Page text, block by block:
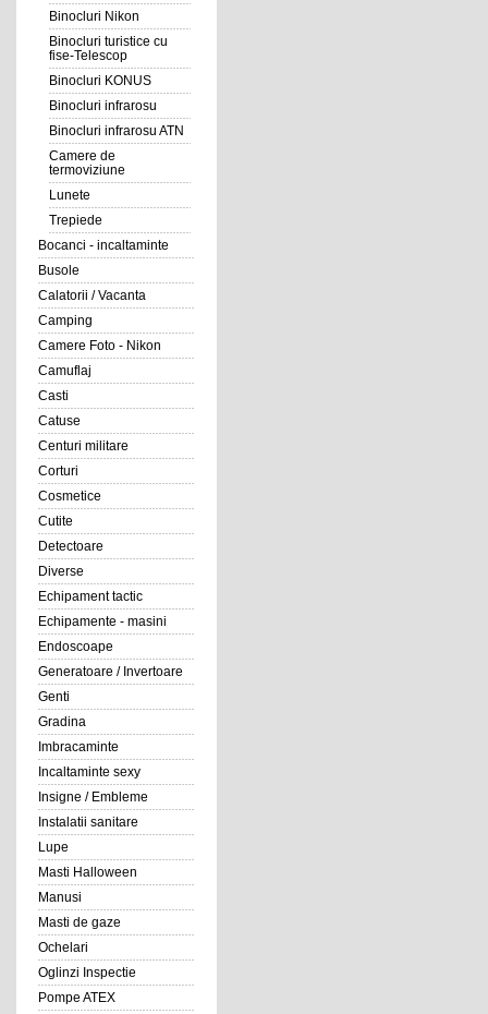
Binocluri Nikon
Binocluri turistice cu
fise-Telescop
Binocluri KONUS
Binocluri infrarosu
Binocluri infrarosu ATN
Camere de
termoviziune
Lunete
Trepiede
Bocanci - incaltaminte
Busole
Calatorii / Vacanta
Camping
Camere Foto - Nikon
Camuflaj
Casti
Catuse
Centuri militare
Corturi
Cosmetice
Cutite
Detectoare
Diverse
Echipament tactic
Echipamente - masini
Endoscoape
Generatoare / Invertoare
Genti
Gradina
Imbracaminte
Incaltaminte sexy
Insigne / Embleme
Instalatii sanitare
Lupe
Masti Halloween
Manusi
Masti de gaze
Ochelari
Oglinzi Inspectie
Pompe ATEX